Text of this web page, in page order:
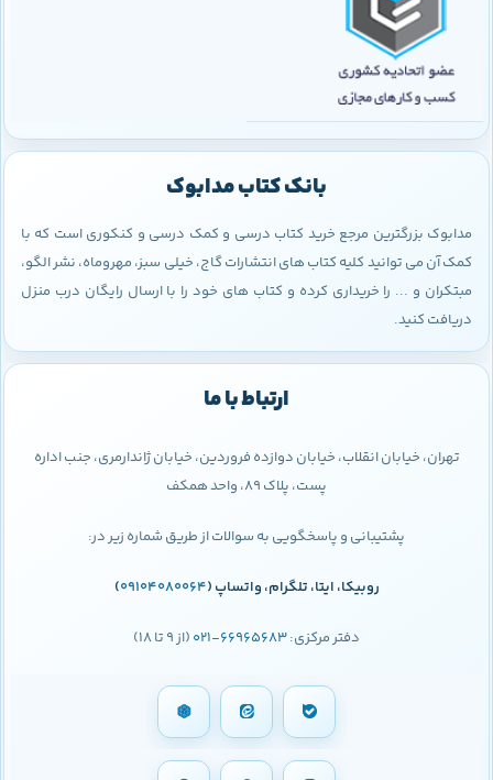
بانک کتاب مدابوک
مدابوک بزرگترین مرجع خرید کتاب درسی و کمک درسی و کنکوری است که با
کمک آن می توانید کلیه کتاب های انتشارات گاج، خیلی سبز، مهروماه، نشر الگو،
مبتکران و ... را خریداری کرده و کتاب های خود را با ارسال رایگان درب منزل
دریافت کنید.
ارتباط با ما
تهران، خیابان انقلاب، خیابان دوازده فروردین، خیابان ژاندارمری، جنب اداره
پست، پلاک 89، واحد همکف
پشتیبانی و پاسخگویی به سوالات از طریق شماره زیر در:
روبیکا، ایتا، تلگرام، واتساپ (09104080064
)
دفتر مرکزی:66965683-021 (از 9 تا 18)